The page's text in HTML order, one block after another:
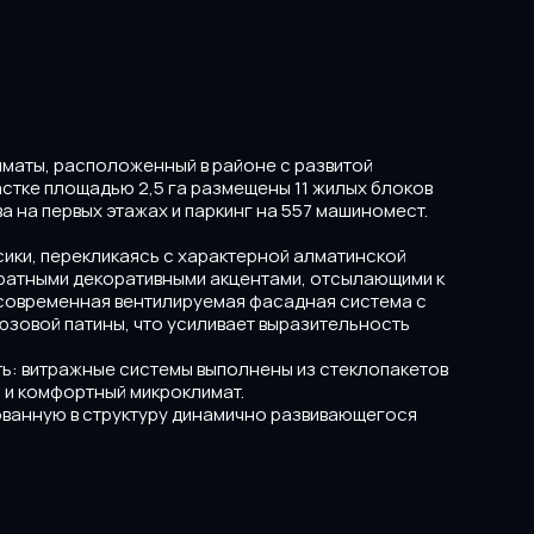
расположенный в районе с развитой
площадью 2,5 га размещены 11 жилых блоков
на первых этажах и паркинг на 557 машиномест.
перекликаясь с характерной алматинской
декоративными акцентами, отсылающими к
вентилируемая фасадная система с
патины, что усиливает выразительность
витражные системы выполнены из стеклопакетов
комфортный микроклимат.
в структуру динамично развивающегося